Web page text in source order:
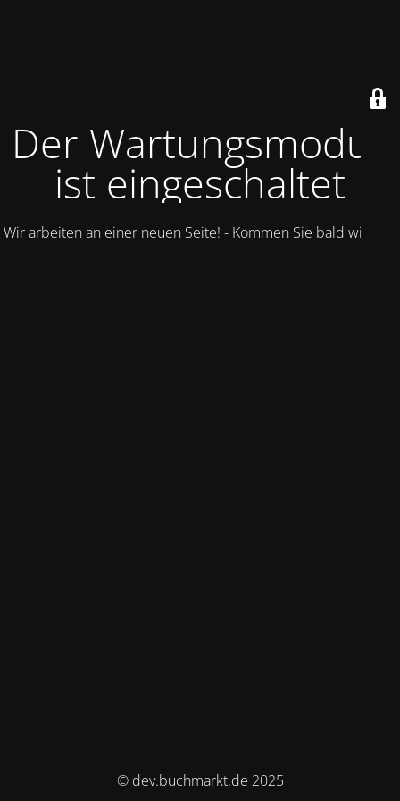
Der Wartungsmodus
ist eingeschaltet
Wir arbeiten an einer neuen Seite! - Kommen Sie bald wieder.
© dev.buchmarkt.de 2025